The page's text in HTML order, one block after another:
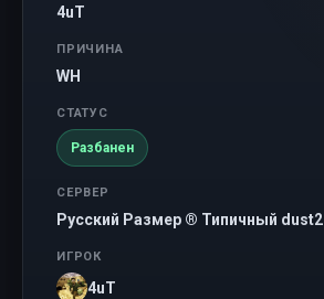
4uT
ПРИЧИНА
WH
СТАТУС
Разбанен
СЕРВЕР
Русский Размер ® Типичный dust2
ИГРОК
4uT